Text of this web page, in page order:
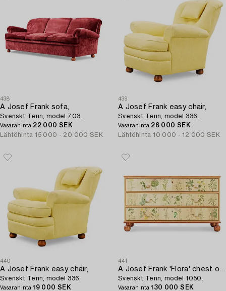
438
A Josef Frank sofa,
Svenskt Tenn, model 703.
Vasarahinta 22 000 SEK
Lähtöhinta 15 000 - 20 000 SEK
439
A Josef Frank easy chair,
Svenskt Tenn, model 336.
Vasarahinta 26 000 SEK
Lähtöhinta 10 000 - 12 000 SEK
440
A Josef Frank easy chair,
Svenskt Tenn, model 336.
Vasarahinta19 000 SEK
441
A Josef Frank 'Flora' chest of drawers,
Svenskt Tenn, model 1050.
Vasarahinta130 000 SEK